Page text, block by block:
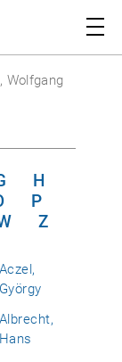
Wolfgang
H
P
Z
Aczel,
György
Albrecht,
Hans